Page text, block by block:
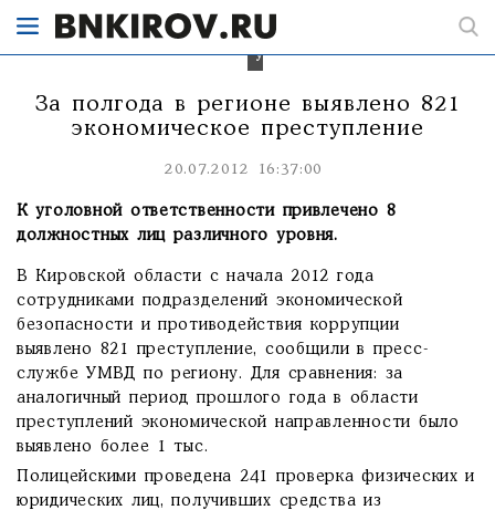
в
УМВД.
За полгода в регионе выявлено 821
экономическое преступление
20.07.2012 16:37:00
К уголовной ответственности привлечено 8
должностных лиц различного уровня.
В Кировской области с начала 2012 года
сотрудниками подразделений экономической
безопасности и противодействия коррупции
выявлено 821 преступление, сообщили в пресс-
службе УМВД по региону. Для сравнения: за
аналогичный период прошлого года в области
преступлений экономической направленности было
выявлено более 1 тыс.
Полицейскими проведена 241 проверка физических и
юридических лиц, получивших средства из